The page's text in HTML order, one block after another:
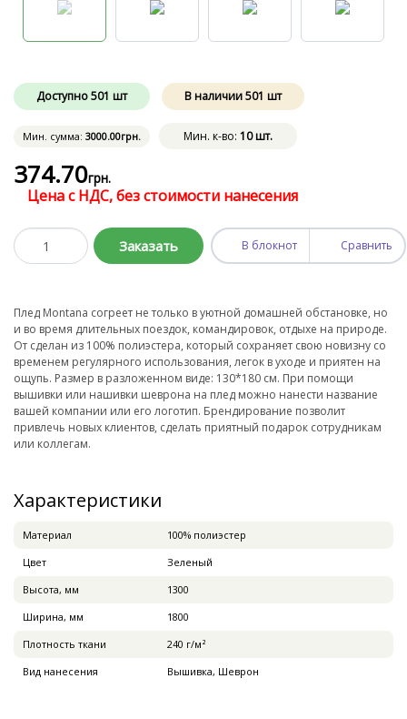
Доступно501 шт В наличии501 шт
Мин. сумма: 3000.00грн. Мин. к-во: 10 шт.
374.70грн.
Цена с НДС, без стоимости нанесения
Заказать В блокнот Сравнить
Плед Montana согреет не только в уютной домашней обстановке, но
и во время длительных поездок, командировок, отдыхе на природе.
От сделан из 100% полиэстера, который сохраняет свою новизну со
временем регулярного использования, легок в уходе и приятен на
ощупь. Размер в разложенном виде: 130*180 см. При помощи
вышивки или нашивки шеврона на плед можно нанести название
вашей компании или его логотип. Брендирование позволит
привлечь новых клиентов, сделать приятный подарок сотрудникам
или коллегам.
Характеристики
Материал
100% полиэстер
Цвет
Зеленый
Высота, мм
1300
Ширина, мм
1800
Плотность ткани
240 г/м²
Вид нанесения
Вышивка, Шеврон